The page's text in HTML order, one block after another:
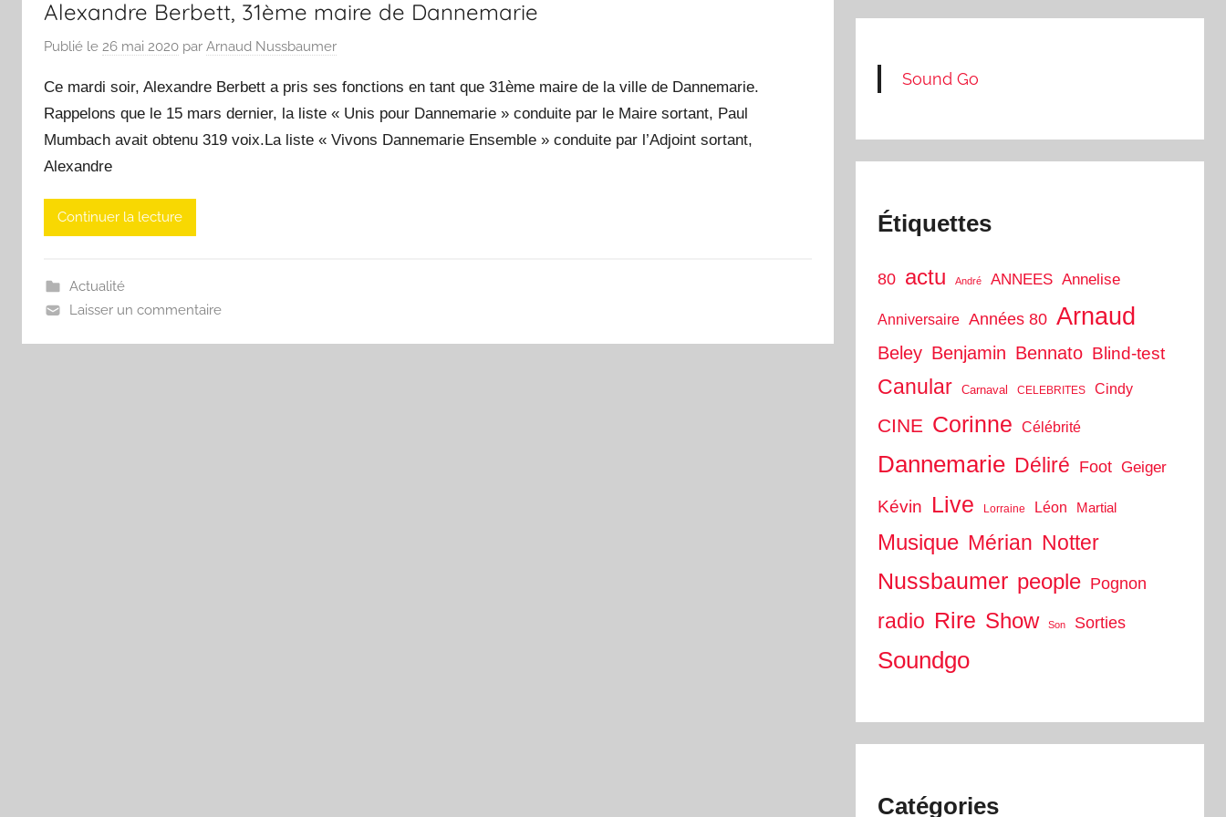
Alexandre Berbett, 31ème maire de Dannemarie
Publié le 26 mai 2020 par Arnaud Nussbaumer
Ce mardi soir, Alexandre Berbett a pris ses fonctions en tant que 31ème maire de la ville de Dannemarie.
Rappelons que le 15 mars dernier, la liste « Unis pour Dannemarie » conduite par le Maire sortant, Paul
Mumbach avait obtenu 319 voix.La liste « Vivons Dannemarie Ensemble » conduite par l’Adjoint sortant,
Alexandre
Continuer la lecture
Actualité
Laisser un commentaire
Sound Go
Étiquettes
80 actu André ANNEES Annelise
Anniversaire Années 80 Arnaud
Beley Benjamin Bennato Blind-test
Canular Carnaval CELEBRITES Cindy
CINE Corinne Célébrité
Dannemarie Déliré Foot Geiger
Kévin Live Lorraine Léon Martial
Musique Mérian Notter
Nussbaumer people Pognon
radio Rire Show Son Sorties
Soundgo
Catégories